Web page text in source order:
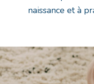
naissance et à